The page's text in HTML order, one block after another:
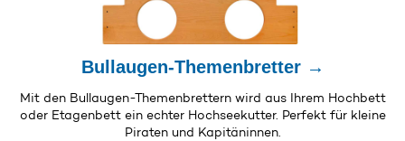
Bullaugen-Themenbretter →
Mit den Bullaugen-Themenbrettern wird aus Ihrem Hochbett
oder Etagenbett ein echter Hochseekutter. Perfekt für kleine
Piraten und Kapitäninnen.